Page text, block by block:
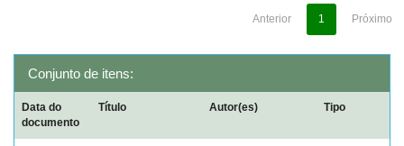
Anterior 1 Próximo
Conjunto de itens:
Data do
documento
Título Autor(es) Tipo